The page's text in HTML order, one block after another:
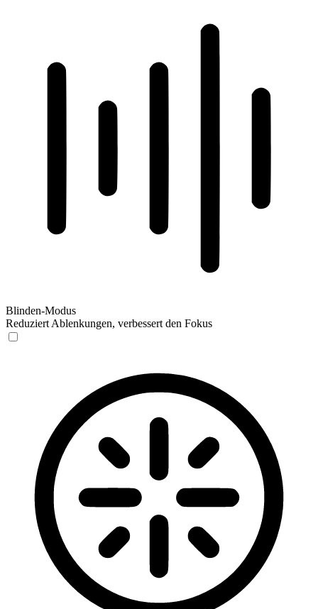
Blinden-Modus
Reduziert Ablenkungen, verbessert den Fokus